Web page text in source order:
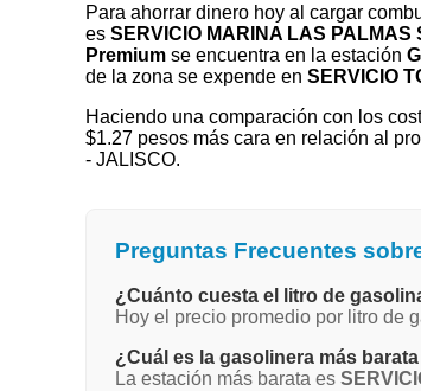
Para ahorrar dinero hoy al cargar
es SERVICIO MARINA LAS PALMAS
Premium se encuentra en la estación
de la zona se expende en SERVICIO
Haciendo una comparación con los
$1.27 pesos más cara en relación al
- JALISCO.
Preguntas Frecuentes
¿Cuánto cuesta el litro de
Hoy el precio promedio por litro de
¿Cuál es la gasolinera más
La estación más barata es